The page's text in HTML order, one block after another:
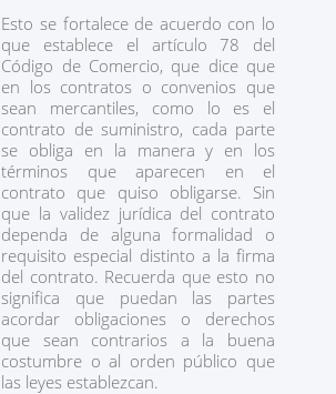
Esto se fortalece de acuerdo con lo
que establece el artículo 78 del
Código de Comercio, que dice que
en los contratos o convenios que
sean mercantiles, como lo es el
contrato de suministro, cada parte
se obliga en la manera y en los
términos que aparecen en el
contrato que quiso obligarse. Sin
que la validez jurídica del contrato
dependa de alguna formalidad o
requisito especial distinto a la firma
del contrato. Recuerda que esto no
significa que puedan las partes
acordar obligaciones o derechos
que sean contrarios a la buena
costumbre o al orden público que
las leyes establezcan.